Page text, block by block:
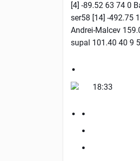
[4] -89.52 63 74 0
ser58 [14] -492.75
Andrei-Malcev
supal 101.40 40 9
18:33